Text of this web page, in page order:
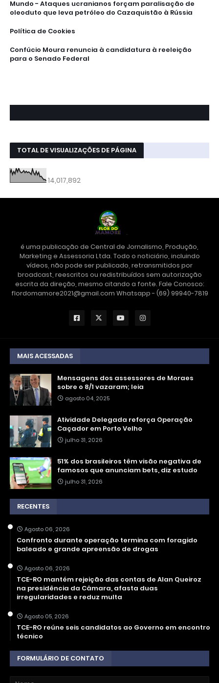
Mundo - Ataques ucranianos forçam paralisação de
oleoduto que leva petróleo do Cazaquistão à Rússia
Política de Cookies
Confúcio Moura renuncia à candidatura à reeleição
para o Senado Federal
TOTAL DE VISUALIZAÇÕES DE PÁGINA
14,017,892
é uma publicação de Central de Jornalismo, Produção,
Marketing e Assessoria Ltda. Todo o noticiário, incluindo
vídeos, não pode ser publicado, retransmitidos por
broadcast, reescritos ou redistribuídos sem autorização
escrita da direção, mesmo citando a fonte. Fale Conosco:
flordomamore2021@gmail.com Whatsapp - (69) 99940-7819
MAIS ACESSADAS
Mensagens dos assessores de Moraes
sobre o 8/1 vazaram; leia
agosto 04, 2025
Atividade Delegada reforça Operação
Caçador em Porto Velho
julho 31, 2026
51% dos brasileiros têm visão negativa de
famosos que anunciam bets, diz estudo
julho 31, 2026
RECENTES
Agosto 06, 2026
Confronto durante operação termina com foragido
baleado e grande apreensão de drogas
Agosto 06, 2026
TCE-RO mantém rejeição das contas de Alan Queiroz
na presidência da Câmara, afasta duas
irregularidades e reduz multa
Agosto 05, 2026
TCE-RO reúne seis candidatos ao Governo em encontro
técnico
FORMULÁRIO DE CONTATO